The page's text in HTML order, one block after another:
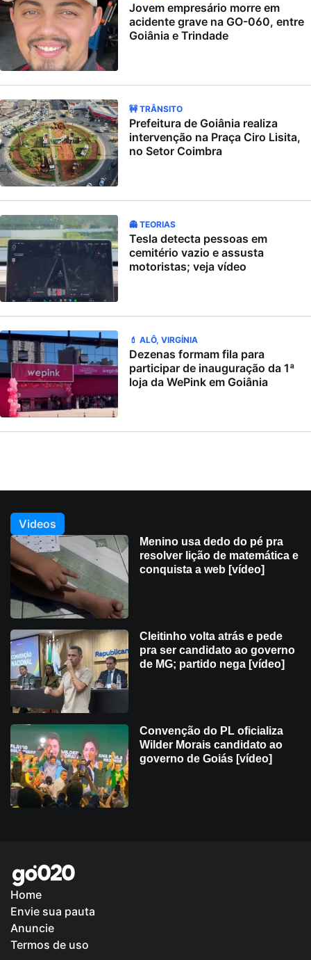
Jovem empresário morre em
acidente grave na GO-060, entre
Goiânia e Trindade
🚧 TRÂNSITO
Prefeitura de Goiânia realiza
intervenção na Praça Ciro Lisita,
no Setor Coimbra
👻 TEORIAS
Tesla detecta pessoas em
cemitério vazio e assusta
motoristas; veja vídeo
💄 ALÔ, VIRGÍNIA
Dezenas formam fila para
participar de inauguração da 1ª
loja da WePink em Goiânia
Videos
Menino usa dedo do pé pra
resolver lição de matemática e
conquista a web [vídeo]
Cleitinho volta atrás e pede
pra ser candidato ao governo
de MG; partido nega [vídeo]
Convenção do PL oficializa
Wilder Morais candidato ao
governo de Goiás [vídeo]
Home
Envie sua pauta
Anuncie
Termos de uso